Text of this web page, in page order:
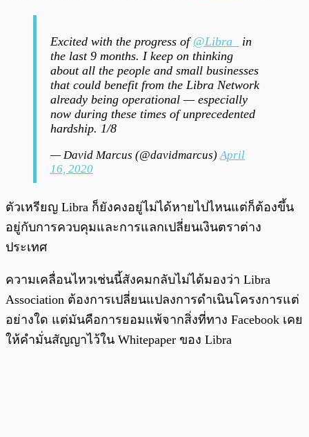
Excited with the progress of @Libra_
in
the last 9 months. I keep on thinking
about all the people and small businesses
that could benefit from the Libra Network
already being operational — especially
now during these times of unprecedented
hardship. 1/8
— David Marcus (@davidmarcus)April
16, 2020
ตัวเหรียญ Libra ก็ยังคงอยู่ไม่ได้หายไปไหนแต่ก็ต้องขึ้น
อยู่กับการควบคุมและการแลกเปลี่ยนเงินตราต่าง
ประเทศ
ความเคลื่อนไหวเช่นนี้สังคมกลับไม่ได้มองว่า Libra
Association ต้องการเปลี่ยนแปลงการดำเนินโครงการแต่
อย่างใด แต่มันคือการยอมแพ้จากสิ่งที่ทาง Facebook เคย
ให้คำมั่นสัญญาไว้ใน Whitepaper ของ Libra